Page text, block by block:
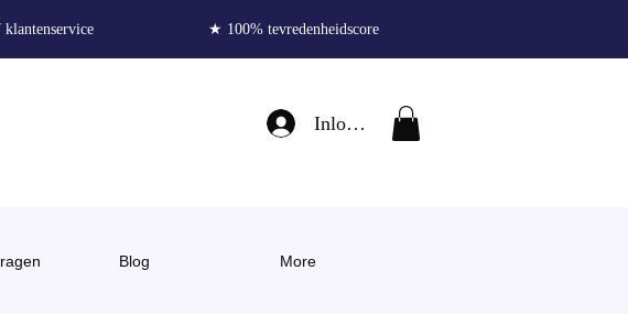
★ 100% tevredenheidscore
Inloggen
Blog More